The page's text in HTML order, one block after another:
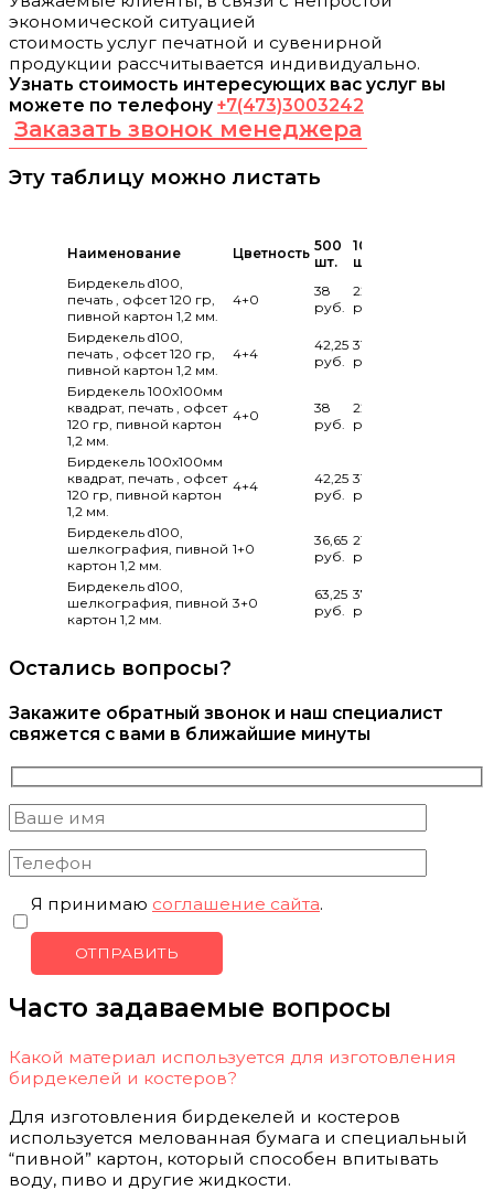
экономической ситуацией
стоимость услуг печатной и сувенирной
продукции рассчитывается индивидуально.
Узнать стоимость интересующих вас услуг вы
можете по телефону +7(473)3003242
Заказать звонок менеджера
Эту таблицу можно листать
Наименование Цветность 500
шт.
1000
шт.
Бирдекель d100,
печать , офсет 120 гр,
пивной картон 1,2 мм.
4+0
38
руб.
22,5
руб
Бирдекель d100,
печать , офсет 120 гр,
пивной картон 1,2 мм.
4+4
42,25
руб.
31,3
руб.
Бирдекель 100х100мм
квадрат, печать , офсет
120 гр, пивной картон
1,2 мм.
4+0
38
руб.
22,5
руб.
Бирдекель 100х100мм
квадрат, печать , офсет
120 гр, пивной картон
1,2 мм.
4+4
42,25
руб.
31,3
руб.
Бирдекель d100,
шелкография, пивной
картон 1,2 мм.
1+0
36,65
руб.
21,25
руб.
Бирдекель d100,
шелкография, пивной
картон 1,2 мм.
3+0
63,25
руб.
37,45
руб.
Остались вопросы?
Закажите обратный звонок и наш специалист
свяжется с вами в ближайшие минуты
Я принимаю соглашение сайта.
Часто задаваемые вопросы
Какой материал используется для изготовления
бирдекелей и костеров?
Для изготовления бирдекелей и костеров
используется мелованная бумага и специальный
“пивной” картон, который способен впитывать
воду, пиво и другие жидкости.